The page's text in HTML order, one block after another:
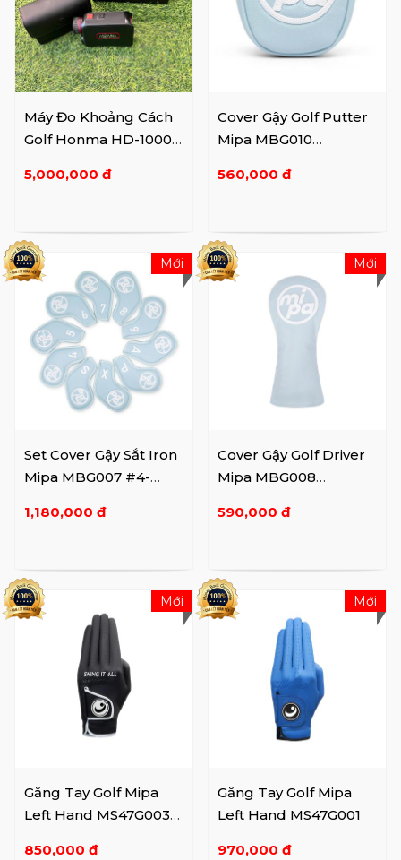
Máy Đo Khoảng Cách
Golf Honma HD-1000
5,000,000 đ
Cover Gậy Golf Putter
Mipa MBG010
560,000 đ
Set Cover Gậy Sắt Iron
Mipa MBG007 #4-
1,180,000 đ
Mới
Cover Gậy Golf Driver
Mipa MBG008
590,000 đ
Mới
Găng Tay Golf Mipa
Left Hand MS47G003
850,000 đ
Mới
Găng Tay Golf Mipa
Left Hand MS47G001
970,000 đ
Mới